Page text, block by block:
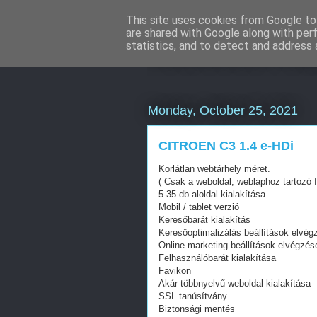
Mercedes
Monday, October 25, 2021
CITROEN C3 1.4 e-HDi
Korlátlan webtárhely méret.
( Csak a weboldal, weblaphoz tartozó
5-35 db aloldal kialakítása
Mobil / tablet verzió
Keresőbarát kialakítás
Keresőoptimalizálás beállítások
Online marketing beállítások
Felhasználóbarát kialakítása
Favikon
Akár többnyelvű weboldal kialakítása
SSL tanúsítvány
Biztonsági mentés
This site uses cookies from Google
are shared with Google along with
statistics, and to detect and address